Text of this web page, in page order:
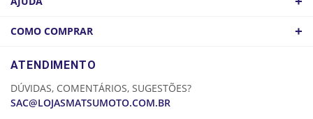
COMO CHEGAR
COMO COMPRAR +
CADASTRE-SE
MINHA CONTA
MEUS PEDIDOS
ATENDIMENTO
DÚVIDAS, COMENTÁRIOS, SUGESTÕES?
SAC@LOJASMATSUMOTO.COM.BR